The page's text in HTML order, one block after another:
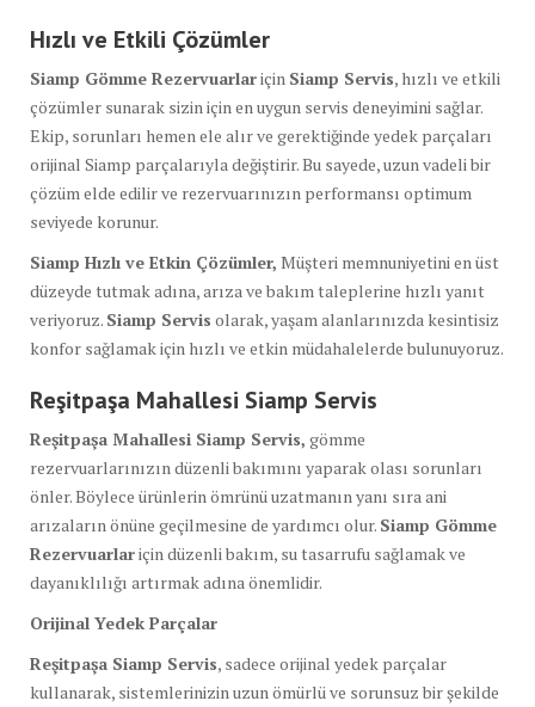
Hızlı ve Etkili Çözümler
Siamp Gömme Rezervuarlariçin Siamp Servis, hızlı ve etkili
çözümler sunarak sizin için en uygun servis deneyimini sağlar.
Ekip, sorunları hemen ele alır ve gerektiğinde yedek parçaları
orijinal Siamp parçalarıyla değiştirir. Bu sayede, uzun vadeli bir
çözüm elde edilir ve rezervuarınızın performansı optimum
seviyede korunur.
Siamp Hızlı ve Etkin Çözümler, Müşteri memnuniyetini en üst
düzeyde tutmak adına, arıza ve bakım taleplerine hızlı yanıt
veriyoruz. Siamp Servis olarak, yaşam alanlarınızda kesintisiz
konfor sağlamak için hızlı ve etkin müdahalelerde bulunuyoruz.
Reşitpaşa Mahallesi Siamp Servis
Reşitpaşa Mahallesi Siamp Servis, gömme
rezervuarlarınızın düzenli bakımını yaparak olası sorunları
önler. Böylece ürünlerin ömrünü uzatmanın yanı sıra ani
arızaların önüne geçilmesine de yardımcı olur. Siamp Gömme
Rezervuarlariçin düzenli bakım, su tasarrufu sağlamak ve
dayanıklılığı artırmak adına önemlidir.
Orijinal Yedek Parçalar
Reşitpaşa Siamp Servis, sadece orijinal yedek parçalar
kullanarak, sistemlerinizin uzun ömürlü ve sorunsuz bir şekilde